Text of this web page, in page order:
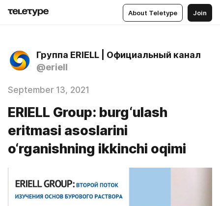
About Teletype Join
Группа ERIELL | Официальный канал
@eriell
September 13, 2021
ERIELL Group: burg‘ulash
eritmasi asoslarini
o‘rganishning ikkinchi oqimi